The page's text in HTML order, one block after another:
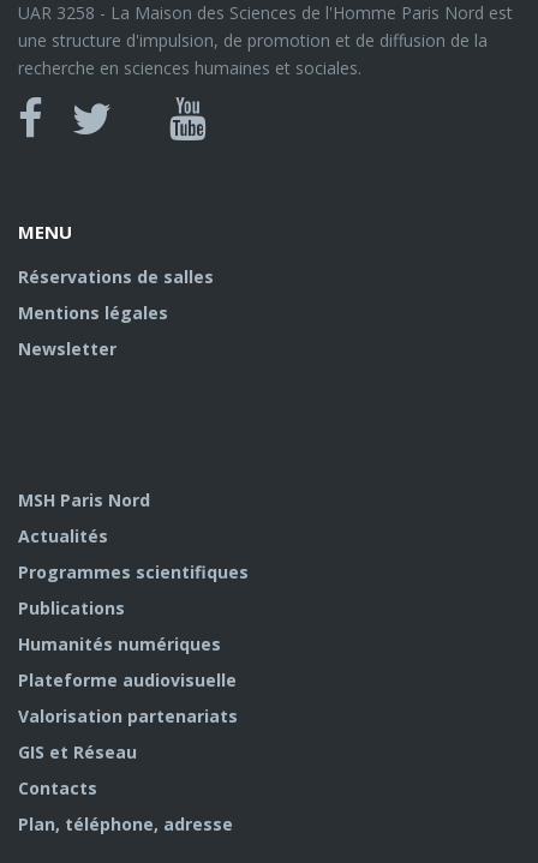
UAR 3258 - La Maison des Sciences de l'Homme Paris Nord est
une structure d'impulsion, de promotion et de diffusion de la
recherche en sciences humaines et sociales.
Canal
MENU
Réservations de salles
Mentions légales
Newsletter
MSH Paris Nord
Actualités
Programmes scientifiques
Publications
Humanités numériques
Plateforme audiovisuelle
Valorisation partenariats
GIS et Réseau
Contacts
Plan, téléphone, adresse